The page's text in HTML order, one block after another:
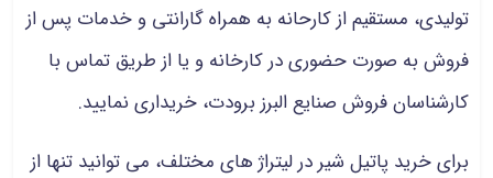
تولیدی، مستقیم از کارحانه به همراه گارانتی و خدمات پس از
فروش به صورت حضوری در کارخانه و یا از طریق تماس با
کارشناسان فروش صنایع البرز برودت، خریداری نمایید.
برای خرید پاتیل شیر در لیتراژ های مختلف، می توانید تنها از